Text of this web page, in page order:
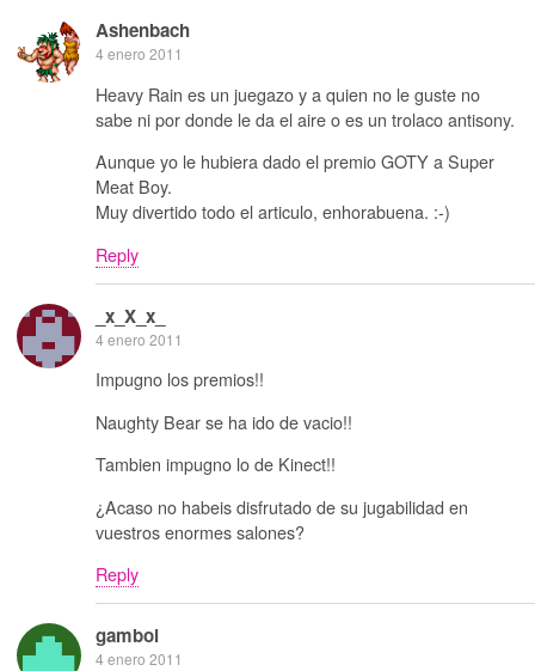
Ashenbach
4 enero 2011
Heavy Rain es un juegazo y a quien no le guste no
sabe ni por donde le da el aire o es un trolaco antisony.
Aunque yo le hubiera dado el premio GOTY a Super
Meat Boy.
Muy divertido todo el articulo, enhorabuena. :-)
Reply
_x_X_x_
4 enero 2011
Impugno los premios!!
Naughty Bear se ha ido de vacio!!
Tambien impugno lo de Kinect!!
¿Acaso no habeis disfrutado de su jugabilidad en
vuestros enormes salones?
Reply
gamboi
4 enero 2011